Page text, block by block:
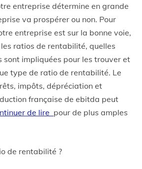
entreprise détermine en grande
va prospérer ou non. Pour
entreprise est sur la bonne voie,
ratios de rentabilité, quelles
sont impliquées pour les trouver et
type de ratio de rentabilité. Le
impôts, dépréciation et
française de ebitda peut
de lire pour de plus amples
de rentabilité ?